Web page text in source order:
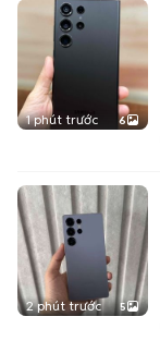
1 phút trước 6
2 phút trước 5